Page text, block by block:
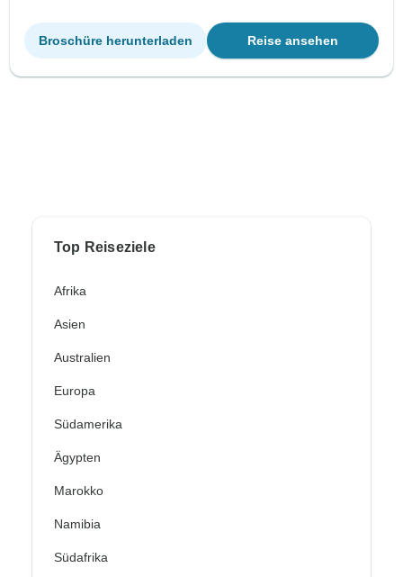
Reise ansehen
Broschüre herunterladen
Top Reiseziele
Afrika
Asien
Australien
Europa
Südamerika
Ägypten
Marokko
Namibia
Südafrika